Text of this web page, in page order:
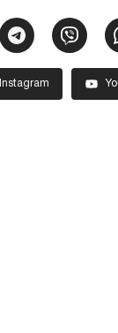
Instagram